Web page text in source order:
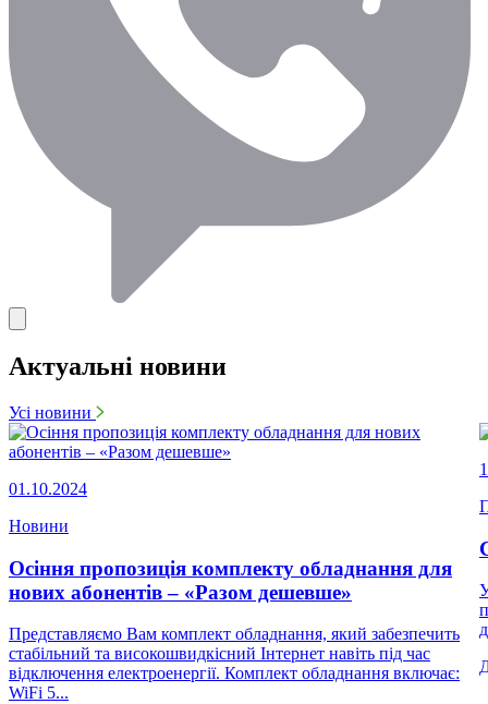
Актуальні новини
Усі новини
01.10.2024
Новини
Осіння пропозиція комплекту обладнання для
нових абонентів – «Разом дешевше»
Представляємо Вам комплект обладнання, який забезпечить
стабільний та високошвидкісний Інтернет навіть під час
відключення електроенергії. Комплект обладнання включає:
WiFi 5...